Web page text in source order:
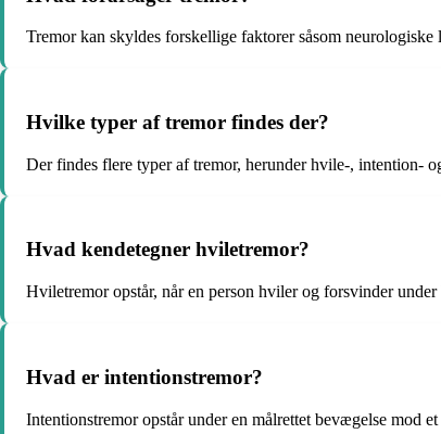
Tremor kan skyldes forskellige faktorer såsom neurologiske
Hvilke typer af tremor findes der?
Der findes flere typer af tremor, herunder hvile-, intention-
Hvad kendetegner hviletremor?
Hviletremor opstår, når en person hviler og forsvinder
Hvad er intentionstremor?
Intentionstremor opstår under en målrettet bevægelse mod